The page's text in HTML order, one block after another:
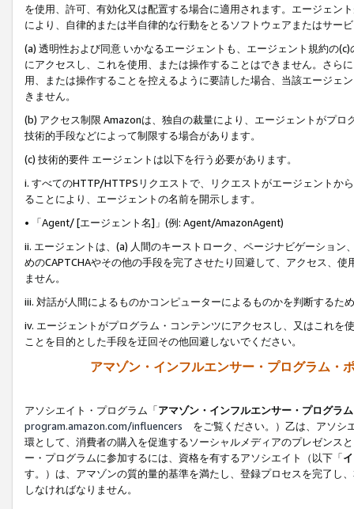
を使用、許可、有効化又は配置する場合に適用されます。エージェン
により、自律的または半自律的な行動をとるソフトウェアまたはサー
(a) 透明性および同意 いかなるエージェントも、エージェント規約の
にアクセスし、これを使用、または操作することはできません。さら
用、または操作することを控えるように要請した場合、当該エージェ
きません。
(b) アクセス制限 Amazonは、独自の裁量により、エージェントがプ
技術的手段などによって制限する場合があります。
(c) 技術的要件 エージェントは以下を行う必要があります。
i. すべてのHTTP/HTTPSリクエストで、リクエストがエージェントか
ることにより、エージェントの名前を開示します。
• 「Agent/ [エージェント名]」(例: Agent/AmazonAgent)
ii. エージェントは、(a) 人間のキーストローク、ページナビゲーショ
めのCAPTCHAやその他の手段を完了させたり回避して、アクセス、
ません。
iii. 対話が人間によるものかコンピューターによるものかを判断するた
iv. エージェントがプログラム・コンテンツにアクセスし、又はこれ
ことを目的とした手段を迂回その他回避しないでください。
アマゾン・インフルエンサー・プログラム・
アソシエイト・プログラム「アマゾン・インフルエンサー・プログラム
program.amazon.com/influencers をご覧ください。）乙は、アソシ
環として、消費者の購入を促進するソーシャルメディアのプレゼンス
ー・プログラムに参加するには、資格を有するアソシエイト（以下「
す。）は、アマゾンの質的量的基準を満たし、登録プロセスを完了し、
しなければなりません。